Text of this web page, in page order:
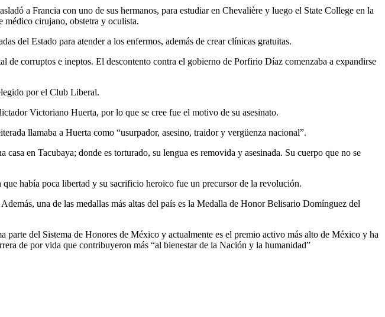
a Francia con uno de sus hermanos, para estudiar en Chevalière y luego el State College en la
médico cirujano, obstetra y oculista.
del Estado para atender a los enfermos, además de crear clínicas gratuitas.
corruptos e ineptos. El descontento contra el gobierno de Porfirio Díaz comenzaba a expandirse
por el Club Liberal.
Victoriano Huerta, por lo que se cree fue el motivo de su asesinato.
llamaba a Huerta como “usurpador, asesino, traidor y vergüenza nacional”.
en Tacubaya; donde es torturado, su lengua es removida y asesinada. Su cuerpo que no se
había poca libertad y su sacrificio heroico fue un precursor de la revolución.
una de las medallas más altas del país es la Medalla de Honor Belisario Domínguez del
del Sistema de Honores de México y actualmente es el premio activo más alto de México y ha
de por vida que contribuyeron más “al bienestar de la Nación y la humanidad”